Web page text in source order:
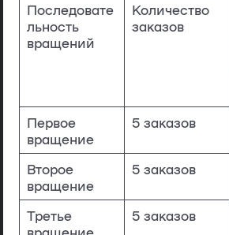
Последовате
льность
вращений
Количество
заказов
Первое
вращение
5 заказов
Второе
вращение
5 заказов
Третье
вращение
5 заказов